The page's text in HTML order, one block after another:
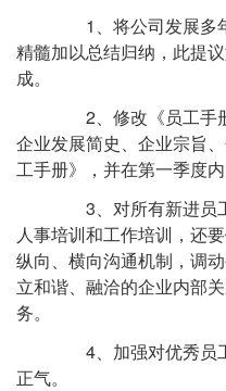
1、将公司发展多
精髓加以总结归纳，此提
成。
2、修改《员工手册
企业发展简史、企业宗旨
工手册》，并在第一季度内
3、对所有新进员
人事培训和工作培训，还
纵向、横向沟通机制，调
立和谐、融洽的企业内部
务。
4、加强对优秀员
正气。